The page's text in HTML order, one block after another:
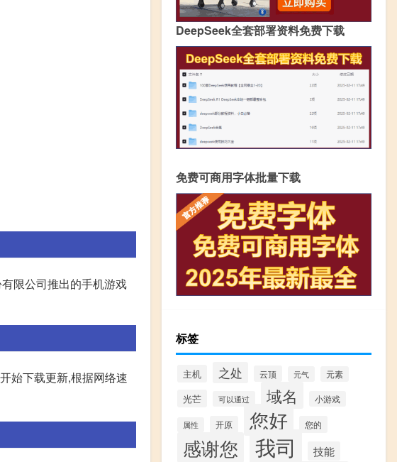
限公司推出的手机游戏
始下载更新,根据网络速
DeepSeek全套部署资料免费下载
免费可商用字体批量下载
标签
主机 之处 云顶 元气 元素
光芒 可以通过 域名 小游戏
属性 开原 您好 您的
感谢您 我司 技能